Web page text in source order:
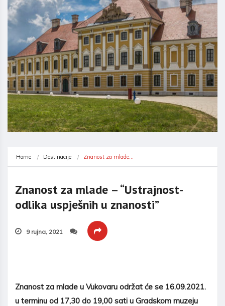
Home Destinacije Znanost za mlade…
Znanost za mlade – “Ustrajnost-
odlika uspješnih u znanosti”
9 rujna, 2021
Znanost za mlade u Vukovaru održat će se 16.09.2021.
u terminu od 17,30 do 19,00 sati u Gradskom muzeju